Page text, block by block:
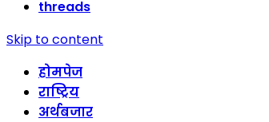
threads
Skip to content
होमपेज
राष्ट्रिय
अर्थबजार